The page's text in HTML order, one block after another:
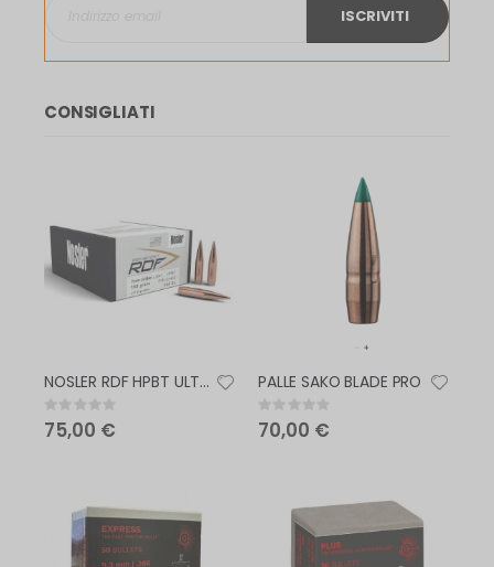
ISCRIVITI
CONSIGLIATI
NOSLER RDF HPBT ULTRA - HIGH BC MATCH BULLETS
Rating:
0%
75,00 €
PALLE SAKO BLADE PRO
Rating:
0%
70,00 €